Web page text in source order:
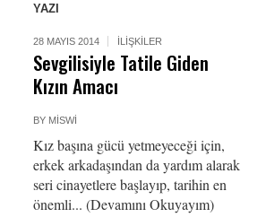
YAZI
28 MAYIS 2014 İLIŞKILER
Sevgilisiyle Tatile Giden
Kızın Amacı
BY MISWI
Kız başına gücü yetmeyeceği için,
erkek arkadaşından da yardım alarak
seri cinayetlere başlayıp, tarihin en
önemli... (Devamını Okuyayım)